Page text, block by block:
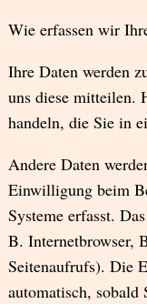
Wie erfassen wir
Ihre Daten werden
uns diese mitteilen.
handeln, die Sie in
Andere Daten
Einwilligung beim
Systeme erfasst.
B. Internetbrowser,
Seitenaufrufs). Die
automatisch, sobald